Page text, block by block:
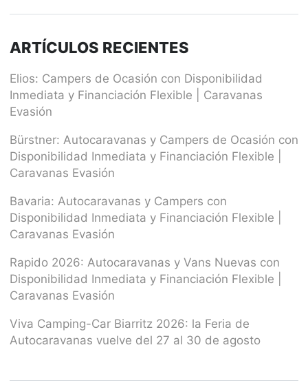
ARTÍCULOS RECIENTES
Elios: Campers de Ocasión con Disponibilidad
Inmediata y Financiación Flexible | Caravanas
Evasión
Bürstner: Autocaravanas y Campers de Ocasión con
Disponibilidad Inmediata y Financiación Flexible |
Caravanas Evasión
Bavaria: Autocaravanas y Campers con
Disponibilidad Inmediata y Financiación Flexible |
Caravanas Evasión
Rapido 2026: Autocaravanas y Vans Nuevas con
Disponibilidad Inmediata y Financiación Flexible |
Caravanas Evasión
Viva Camping-Car Biarritz 2026: la Feria de
Autocaravanas vuelve del 27 al 30 de agosto